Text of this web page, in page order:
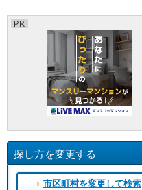
探し方を変更する
市区町村を変更して検索